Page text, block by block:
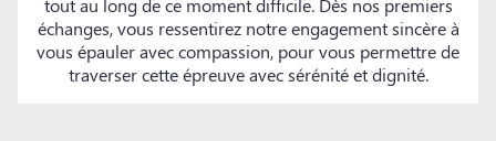
tout au long de ce moment difficile. Dès nos premiers
échanges, vous ressentirez notre engagement sincère à
vous épauler avec compassion, pour vous permettre de
traverser cette épreuve avec sérénité et dignité.